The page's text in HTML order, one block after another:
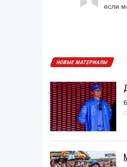
если
НОВЫЕ МАТЕРИАЛЫ